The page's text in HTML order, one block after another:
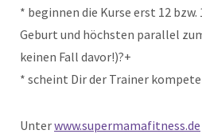
* beginnen die Kurse erst 12 bzw.
Geburt und höchsten parallel
keinen Fall davor!)?+
* scheint Dir der Trainer
Unterwww.supermamafitness.de